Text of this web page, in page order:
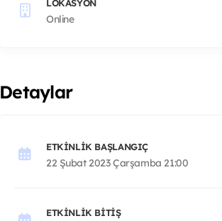
LOKASYON
Online
Detaylar
ETKINLIK BAŞLANGIÇ
22 Şubat 2023 Çarşamba 21:00
ETKINLIK BITIŞ